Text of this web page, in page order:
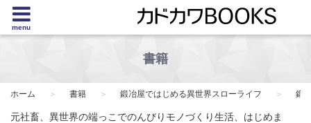
menu
書籍
ホーム 書籍 鍛冶屋ではじめる異世界スローライフ 鍛
元社畜、異世界の端っこでのんびりモノづくり生活、はじめま